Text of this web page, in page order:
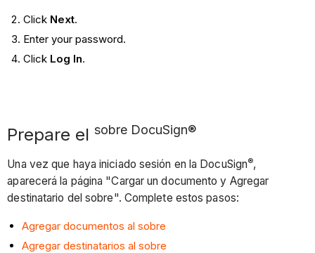
Click Next.
Enter your password.
Click Log In.
Prepare elsobre DocuSign®
Una vez que haya iniciado sesión en la DocuSign®,
aparecerá la página "Cargar un documento y Agregar
destinatario del sobre". Complete estos pasos:
Agregar documentos al sobre
Agregar destinatarios al sobre